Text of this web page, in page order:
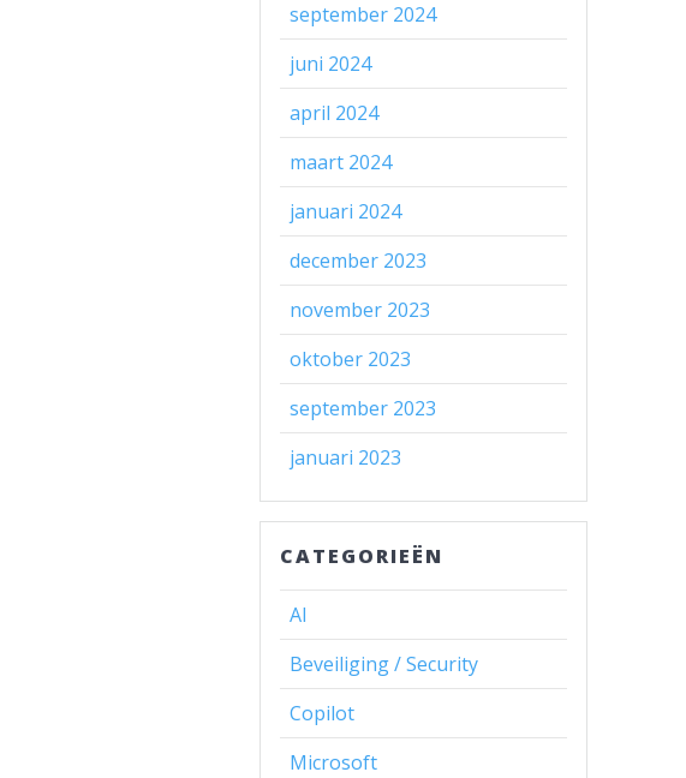
september 2024
juni 2024
april 2024
maart 2024
januari 2024
december 2023
november 2023
oktober 2023
september 2023
januari 2023
CATEGORIEËN
AI
Beveiliging / Security
Copilot
Microsoft